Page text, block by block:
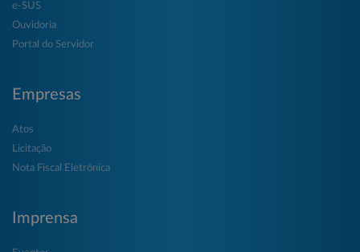
e-SUS
Ouvidoria
Portal do Servidor
Empresas
Atos
Licitação
Nota Fiscal Eletrônica
Imprensa